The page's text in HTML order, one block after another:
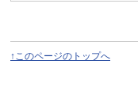
↑このページのトップへ